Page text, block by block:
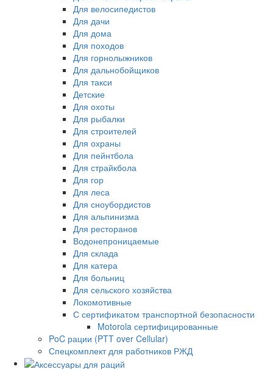
Для велосипедистов
Для дачи
Для дома
Для походов
Для горнолыжников
Для дальнобойщиков
Для такси
Детские
Для охоты
Для рыбалки
Для строителей
Для охраны
Для пейнтбола
Для страйкбола
Для гор
Для леса
Для сноубордистов
Для альпинизма
Для ресторанов
Водонепроницаемые
Для склада
Для катера
Для больниц
Для сельского хозяйства
Локомотивные
С сертификатом транспортной безопасности
Motorola сертифицированные
PoC рации (PTT over Cellular)
Спецкомплект для работников РЖД